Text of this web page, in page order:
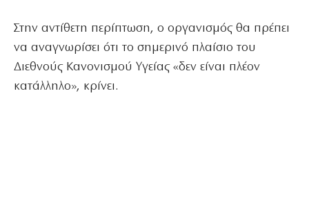
Στην αντίθετη περίπτωση, ο οργανισμός θα πρέπει
να αναγνωρίσει ότι το σημερινό πλαίσιο του
Διεθνούς Κανονισμού Υγείας «δεν είναι πλέον
κατάλληλο», κρίνει.